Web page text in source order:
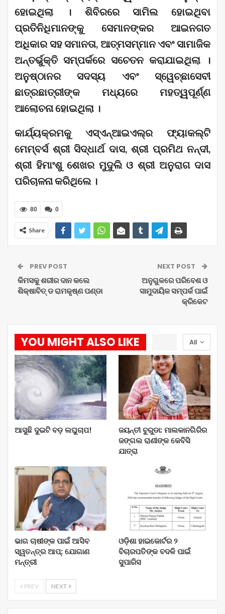
ହୋଇଥିଲା । ଶିବିରରେ ସାମିଲ ହୋଇଥିବା
ପ୍ରତିନିଧିମାନଙ୍କୁ ସେମାନଙ୍କର ଆଇନଗତ
ଅଧିକାର ସହ ସମାନତା, ଆତ୍ମସମ୍ମାନ ଏବଂ ସାମାଜିକ
ଅନ୍ତର୍ଭୁକ୍ତି ସମ୍ପର୍କରେ ସଚେତନ କରାଯାଇଥିଲା ।
ଅନୁଷ୍ଠାନର ସଦସ୍ୟ ଏବଂ ସ୍ୱେଚ୍ଛାସେବୀ
ଛାତ୍ରଛାତ୍ରୀଙ୍କ ମଧ୍ୟରେ ମହତ୍ୱପୂର୍ଣ୍ଣ
ଆଲୋଚନା ହୋଇଥିଲା ।
କାର୍ଯ୍ୟକ୍ରମକୁ ଏସ୍‌ଏନ୍‌ଆଇଏଲ୍‌ର ଫ୍ୟାକଲ୍ଟି
ମେମ୍ବର୍ସ ଶ୍ରୀ ସିଦ୍ଧାର୍ଥ ଦାସ, ଶ୍ରୀ ପ୍ରମିଥ ନନ୍ଦୀ,
ଶ୍ରୀ ହିମାଂଶୁ ଶେଖର ମୁଦୁଲି ଓ ଶ୍ରୀ ଅନୁରାଗ ଦାସ
ପରିଚାଳନା କରିଥିଲେ ।
0
80
Share
PREV POST
କିମସକୁ ଶରୀର ଦାନ କଲେ
ଶିକ୍ଷାବିତ୍ ଡ ରାମକୃଷ୍ଣ ପଣ୍ଡା
NEXT POST
ଅନୁଗୁଳରେ ପରିବେଶ ଓ
ସାମୁଦାୟିକ ସମ୍ପର୍କ ପାଇଁ
କ୍ରିକେଟ
All
YOU MIGHT ALSO LIKE
ଆସୁଛି ଦୁଇଟି ବଡ଼ ଲଘୁଚାପ!
ଜୟନ୍ତୀ ବୁରୁଡା: ମାଲକାନଗିରିର
ଜଙ୍ଗଲ ରାଣୀଙ୍କ କେବିସି
ଯାତ୍ରା
ଭାଗ ଚାଷୀଙ୍କ ପାଇଁ ଆସିବ
ସ୍ୱତନ୍ତ୍ର ଆପ୍: ଯୋଗାଣ
ମନ୍ତ୍ରୀ
ଓଡ଼ିଶା ହାଇକୋର୍ଟର ୨
ବିଚାରପତିଙ୍କ ବଦଳି ପାଇଁ
ସୁପାରିସ
PREV NEXT